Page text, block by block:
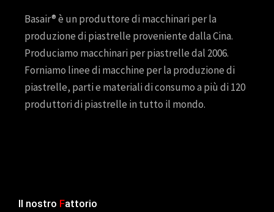
Basair® è un produttore di macchinari per la
produzione di piastrelle proveniente dalla Cina.
Produciamo macchinari per piastrelle dal 2006.
Forniamo linee di macchine per la produzione di
piastrelle, parti e materiali di consumo a più di 120
produttori di piastrelle in tutto il mondo.
Il nostro Fattorio